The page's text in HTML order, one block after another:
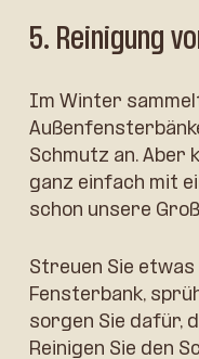
5. Reinigung
Im Winter
Schmutz an. Aber
ganz einfach mit
schon unsere
Streuen Sie
Fensterbank,
sorgen Sie dafür,
Reinigen Sie den